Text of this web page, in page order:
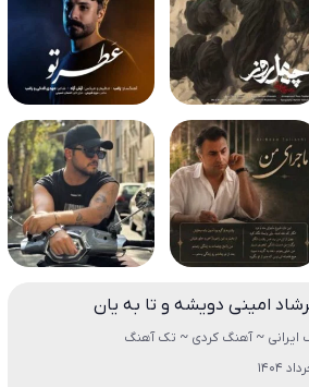
امینی دویشه و تا به یان
ایرانی ~ آهنگ کردی ~ تک آهنگ